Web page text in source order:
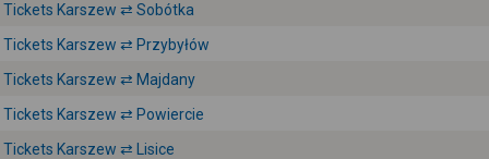
Tickets Karszew ⇄ Sobótka
Tickets Karszew ⇄ Przybyłów
Tickets Karszew ⇄ Majdany
Tickets Karszew ⇄ Powiercie
Tickets Karszew ⇄ Lisice